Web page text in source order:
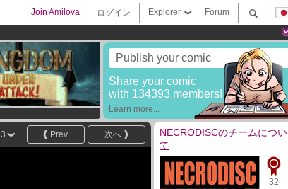
Forum
Explorer
ログイン
Join Amilova
Publish your comic
Share your comic
with 134393 members!
Learn more...
次へ
Prev.
NECRODISCのチームについ
て
32